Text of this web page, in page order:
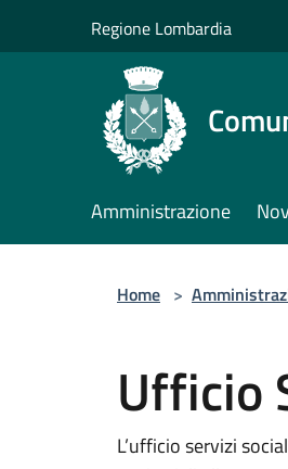
Regione Lombardia
Amministrazione
Home >
Ufficio
L’ufficio servizi